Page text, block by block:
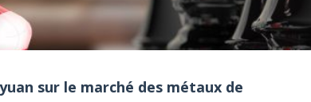
sur le marché des métaux de